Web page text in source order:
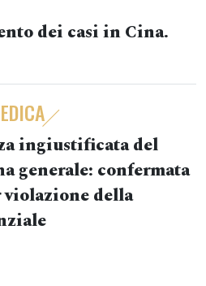
dei casi in Cina.
ingiustificata del
generale: confermata
violazione della